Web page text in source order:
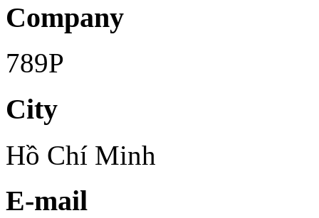
Company
789P
City
Hồ Chí Minh
E-mail